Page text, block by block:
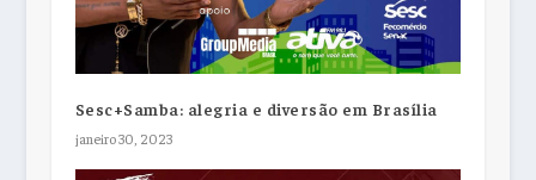
Sesc+Samba: alegria e diversão em Brasília
janeiro 30, 2023